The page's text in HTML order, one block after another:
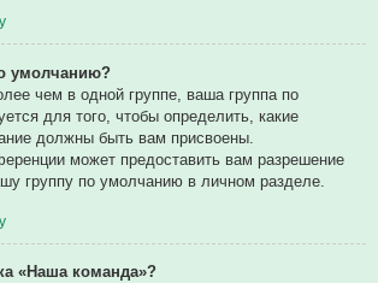
умолчанию?
чем в одной группе, ваша группа по
для того, чтобы определить, какие
должны быть вам присвоены.
может предоставить вам разрешение
группу по умолчанию в личном разделе.
«Наша команда»?